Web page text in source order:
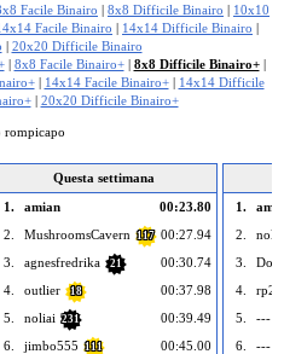
Facile Binairo | 8x8 Difficile Binairo | 10x10
Facile Binairo | 14x14 Difficile Binairo |
| 20x20 Difficile Binairo
| 8x8 Facile Binairo+| 8x8 Difficile Binairo+|
| 14x14 Facile Binairo+| 14x14 Difficile
| 20x20 Difficile Binairo+
rompicapo
Questa settimana
1.
amian
00:23.80
2.
MushroomsCavern 117 00:27.94
3.
agnesfredrika 21
00:30.74
4.
outlier 18
00:37.98
5.
noliai 231
00:39.49
6.
jimbo555 111
00:45.00
1.
2.
3.
4.
5.
---
6.
---